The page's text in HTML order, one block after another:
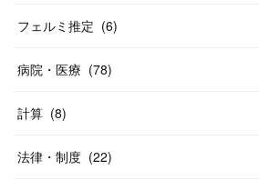
フェルミ推定 (6)
病院・医療 (78)
計算 (8)
法律・制度 (22)